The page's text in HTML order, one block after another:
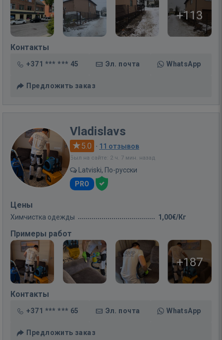
+113
Контакты
+371 *** *** 45 Эл. почта WhatsApp
Предложить заказ
Vladislavs
5.0 · 11 отзывов
Был на сайте: 2 ч. 7 мин. назад
Latviski, По-русски
PRO
Цены
Химчистка одежды 1,00€/Кг
Примеры работ
+187
Контакты
+371 *** *** 65 Эл. почта WhatsApp
Предложить заказ